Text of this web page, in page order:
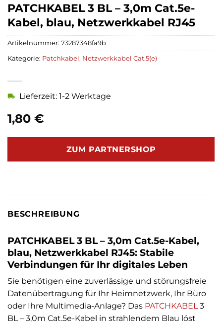
PATCHKABEL 3 BL – 3,0m Cat.5e-
Kabel, blau, Netzwerkkabel RJ45
1,80 €
Lieferzeit: 1-2 Werktage
ZUM PARTNERSHOP
Artikelnummer: 73287348fa9b
Kategorie: Patchkabel, Netzwerkkabel Cat.5(e)
BESCHREIBUNG
PATCHKABEL 3 BL – 3,0m Cat.5e-Kabel,
blau, Netzwerkkabel RJ45: Stabile
Verbindungen für Ihr digitales Leben
Sie benötigen eine zuverlässige und störungsfreie
Datenübertragung für Ihr Heimnetzwerk, Ihr Büro
oder Ihre Multimedia-Anlage? Das PATCHKABEL3
BL – 3,0m Cat.5e-Kabel in strahlendem Blau löst